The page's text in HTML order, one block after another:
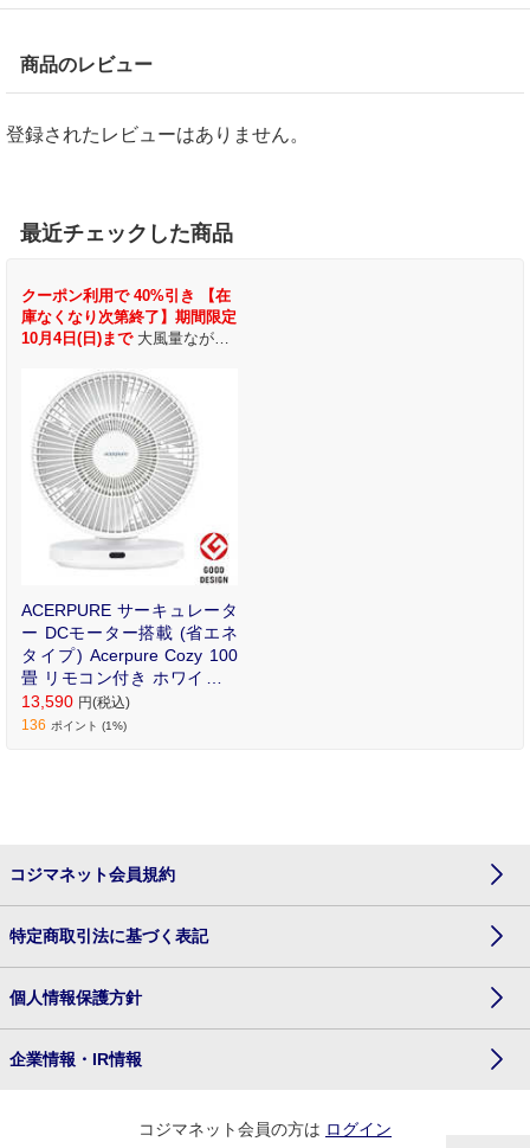
商品のレビュー
登録されたレビューはありません。
最近チェックした商品
クーポン利用で 40%引き 【在
庫なくなり次第終了】期間限定
10月4日(日)まで大風量ながら
ACERPURE サーキュレータ
ー DCモーター搭載 (省エネ
タイプ) Acerpure Cozy 100
畳 リモコン付き ホワイト A
F533-20W
13,590 円(税込)
136 ポイント (1%)
コジマネット会員規約
特定商取引法に基づく表記
個人情報保護方針
企業情報・IR情報
コジマネット会員の方は ログイン